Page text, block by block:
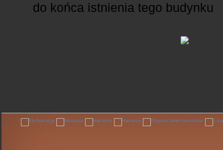
do końca istnienia tego budynku